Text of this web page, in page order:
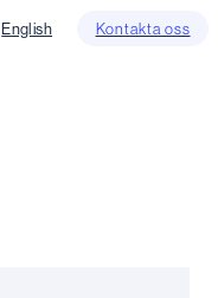
English Kontakta oss